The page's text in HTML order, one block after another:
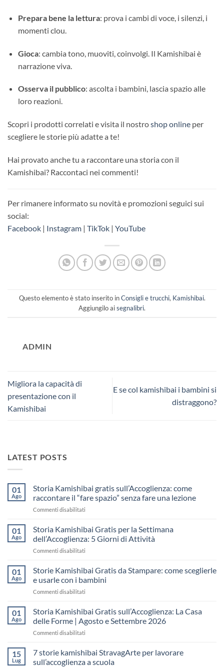
Prepara bene la lettura: prova i cambi di voce, i silenzi, i
momenti clou.
Gioca: cambia tono, muoviti, coinvolgi. Il Kamishibai è
narrazione viva.
Osserva il pubblico: ascolta i bambini, lascia spazio alle
loro reazioni.
Scopri i prodotti correlati e visita il nostroshop online per
scegliere le storie più adatte a te!
Hai provato anche tu a raccontare una storia con il
Kamishibai? Raccontaci nei commenti!
Per rimanere informato su novità e promozioni seguici sui
social:
Facebook | Instagram | TikTok | YouTube
Questo elemento è stato inserito inConsigli e trucchi, Kamishibai.
Aggiungilo aisegnalibri.
ADMIN
Migliora la capacità di
presentazione con il
Kamishibai
E se col kamishibai i bambini si
distraggono?
LATEST POSTS
01
Ago
Storia Kamishibai gratis sull’Accoglienza: come
raccontare il “fare spazio” senza fare una lezione
Commenti disabilitati
Kamishibai
gratis
sull’Accoglienza:
il
“fare
una
lezione
01
Ago
Storia Kamishibai Gratis per la Settimana
dell’Accoglienza: 5 Giorni di Attività
Commenti disabilitati
Kamishibai
Gratis
per
dell’Accoglienza:
Giorni
01
Ago
Storie Kamishibai Gratis da Stampare: come sceglierle
e usarle con i bambini
Commenti disabilitati
Kamishibai
Gratis
da
sceglierle
01
Ago
Storia Kamishibai Gratis sull’Accoglienza: La Casa
delle Forme | Agosto e Settembre 2026
Commenti disabilitati
Kamishibai
Gratis
sull’Accoglienza:
15
Lug
7 storie kamishibai StravagArte per lavorare
sull’accoglienza a scuola